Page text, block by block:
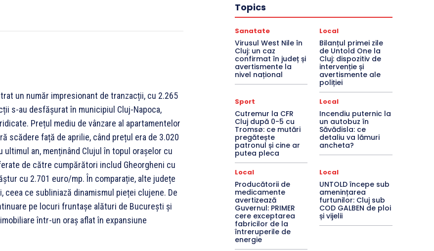
un număr impresionant de tranzacții, cu 2.265
s-au desfășurat în municipiul Cluj-Napoca,
Prețul mediu de vânzare al apartamentelor
scădere față de aprilie, când prețul era de 3.020
an, menținând Clujul în topul orașelor cu
de către cumpărători includ Gheorgheni cu
cu 2.701 euro/mp. În comparație, alte județe
ce subliniază dinamismul pieței clujene. De
pe locuri fruntașe alături de București și
într-un oraș aflat în expansiune
Topics
Sanatate
Virusul West Nile în
Cluj: un caz
confirmat în județ și
avertismente la
nivel național
Local
Bilanțul primei zile
de Untold One la
Cluj: dispozitiv de
intervenție și
avertismente ale
poliției
Sport
Cutremur la CFR
Cluj după 0-5 cu
Tromsø: ce mutări
pregătește
patronul și cine ar
putea pleca
Local
Incendiu puternic la
un autobuz în
Săvădisla: ce
detaliu va lămuri
ancheta?
Local
Producătorii de
medicamente
avertizează
Guvernul: PRIMER
cere exceptarea
fabricilor de la
întreruperile de
energie
Local
UNTOLD începe sub
amenințarea
furtunilor: Cluj sub
COD GALBEN de ploi
și vijelii